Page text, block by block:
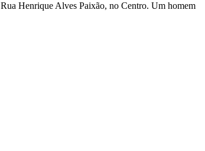
Henrique Alves Paixão, no Centro. Um homem